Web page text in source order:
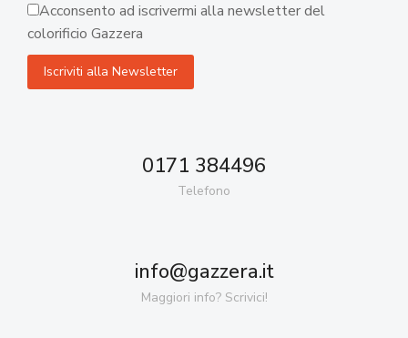
Acconsento ad iscrivermi alla newsletter del
colorificio Gazzera
0171 384496
Telefono
info@gazzera.it
Maggiori info? Scrivici!